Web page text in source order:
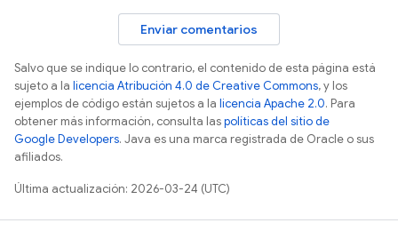
Enviar comentarios
Salvo que se indique lo contrario, el contenido de esta página está
sujeto a la licencia Atribución 4.0 de Creative Commons, y los
ejemplos de código están sujetos a la licencia Apache 2.0. Para
obtener más información, consulta laspolíticas del sitio de
Google Developers. Java es una marca registrada de Oracle o sus
afiliados.
Última actualización: 2026-03-24 (UTC)